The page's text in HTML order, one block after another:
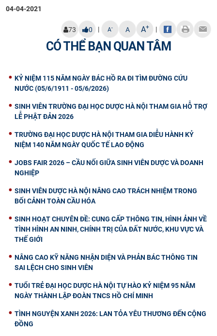
04-04-2021
73 0 | A- A A+ |
CÓ THỂ BẠN QUAN TÂM
KỶ NIỆM 115 NĂM NGÀY BÁC HỒ RA ĐI TÌM ĐƯỜNG CỨU
NƯỚC (05/6/1911 - 05/6/2026)
SINH VIÊN TRƯỜNG ĐẠI HỌC DƯỢC HÀ NỘI THAM GIA HỖ TRỢ
LỄ PHẬT ĐẢN 2026
TRƯỜNG ĐẠI HỌC DƯỢC HÀ NỘI THAM GIA DIỄU HÀNH KỶ
NIỆM 140 NĂM NGÀY QUỐC TẾ LAO ĐỘNG
JOBS FAIR 2026 – CẦU NỐI GIỮA SINH VIÊN DƯỢC VÀ DOANH
NGHIỆP
SINH VIÊN DƯỢC HÀ NỘI NÂNG CAO TRÁCH NHIỆM TRONG
BỐI CẢNH TOÀN CẦU HÓA
SINH HOẠT CHUYÊN ĐỀ: CUNG CẤP THÔNG TIN, HÌNH ẢNH VỀ
TÌNH HÌNH AN NINH, CHÍNH TRỊ CỦA ĐẤT NƯỚC, KHU VỰC VÀ
THẾ GIỚI
NÂNG CAO KỸ NĂNG NHẬN DIỆN VÀ PHẢN BÁC THÔNG TIN
SAI LỆCH CHO SINH VIÊN
TUỔI TRẺ ĐẠI HỌC DƯỢC HÀ NỘI TỰ HÀO KỶ NIỆM 95 NĂM
NGÀY THÀNH LẬP ĐOÀN TNCS HỒ CHÍ MINH
TÌNH NGUYỆN XANH 2026: LAN TỎA YÊU THƯƠNG ĐẾN CỘNG
ĐỒNG